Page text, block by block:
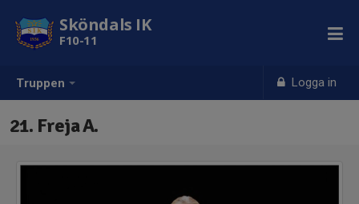
Truppen Logga in
Sköndals IK
F10-11
21. Freja A.